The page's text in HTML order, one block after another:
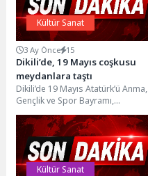
Kültür Sanat
3 Ay Önce 15
Dikili’de, 19 Mayıs coşkusu
meydanlara taştı
Dikili’de 19 Mayıs Atatürk’ü Anma,
Gençlik ve Spor Bayramı,
vatandaşların yoğun katılımı ve
coşkusuyla kutlandı....
Kültür Sanat